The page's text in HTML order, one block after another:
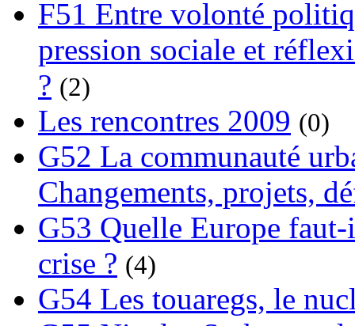
F51 Entre volonté
pression sociale et
? (2)
Les rencontres 2009 (0)
G52 La communauté
Changements, projets,
G53 Quelle Europe
crise ? (4)
G54 Les touaregs, le